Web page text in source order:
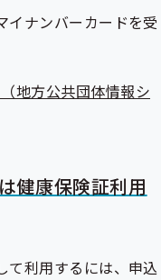
イナンバーカードを受
地方公共団体情報シ
健康保険証利用
て利用するには、申込